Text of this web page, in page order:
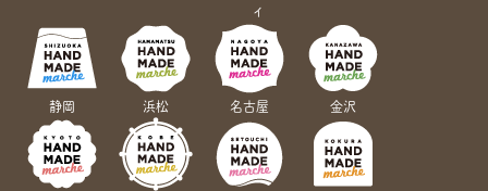
ィ
静岡 浜松 名古屋 金沢